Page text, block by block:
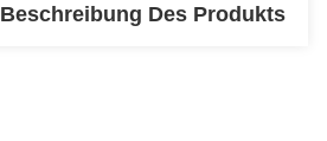
Beschreibung Des Produkts